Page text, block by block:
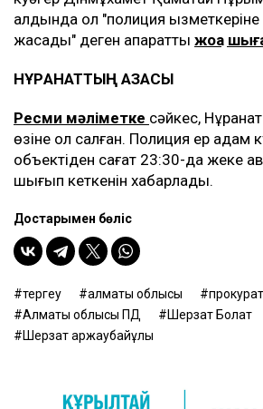
алдында ол "полиция
жасады" деген ақпаратты жоққа
НҰРҚАНАТТЫҢ ҚАЗАСЫ
Ресми мәліметке сәйкес,
өзіне қол салған. Полиция ер адам
объектіден сағат 23:30-да жеке
шығып кеткенін хабарлады.
Достарыңмен бөліс
тергеу алматы облысы
Алматы облысы ПД
Шерзат Болат
Шерзат Қаржаубайұлы